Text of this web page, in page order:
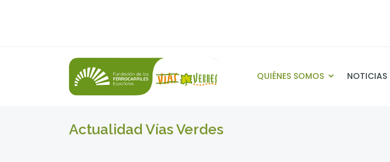
QUIÉNES SOMOS NOTICIAS
Actualidad Vías Verdes